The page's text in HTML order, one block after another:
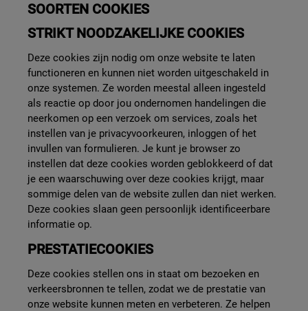
SOORTEN COOKIES
STRIKT NOODZAKELIJKE COOKIES
Deze cookies zijn nodig om onze website te laten
functioneren en kunnen niet worden uitgeschakeld in
onze systemen. Ze worden meestal alleen ingesteld
als reactie op door jou ondernomen handelingen die
neerkomen op een verzoek om services, zoals het
instellen van je privacyvoorkeuren, inloggen of het
invullen van formulieren. Je kunt je browser zo
instellen dat deze cookies worden geblokkeerd of dat
je een waarschuwing over deze cookies krijgt, maar
sommige delen van de website zullen dan niet werken.
Deze cookies slaan geen persoonlijk identificeerbare
informatie op.
PRESTATIECOOKIES
Deze cookies stellen ons in staat om bezoeken en
verkeersbronnen te tellen, zodat we de prestatie van
onze website kunnen meten en verbeteren. Ze helpen